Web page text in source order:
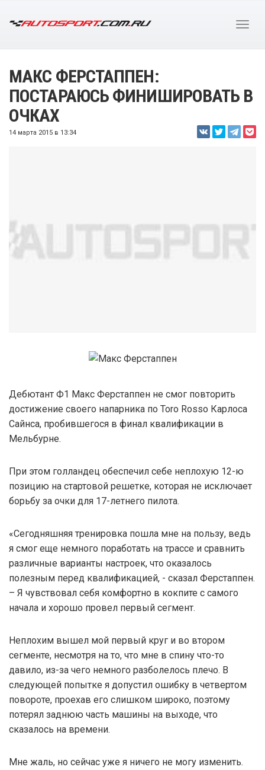
МАКС ФЕРСТАППЕН:
ПОСТАРАЮСЬ ФИНИШИРОВАТЬ В
ОЧКАХ
14 марта 2015 в 13:34
Дебютант Ф1 Макс Ферстаппен не смог повторить
достижение своего напарника по Toro Rosso Карлоса
Сайнса, пробившегося в финал квалификации в
Мельбурне.
При этом голландец обеспечил себе неплохую 12-ю
позицию на стартовой решетке, которая не исключает
борьбу за очки для 17-летнего пилота.
«Сегодняшняя тренировка пошла мне на пользу, ведь
я смог еще немного поработать на трассе и сравнить
различные варианты настроек, что оказалось
полезным перед квалификацией, - сказал Ферстаппен.
– Я чувствовал себя комфортно в кокпите с самого
начала и хорошо провел первый сегмент.
Неплохим вышел мой первый круг и во втором
сегменте, несмотря на то, что мне в спину что-то
давило, из-за чего немного разболелось плечо. В
следующей попытке я допустил ошибку в четвертом
повороте, проехав его слишком широко, поэтому
потерял заднюю часть машины на выходе, что
сказалось на времени.
Мне жаль, но сейчас уже я ничего не могу изменить.